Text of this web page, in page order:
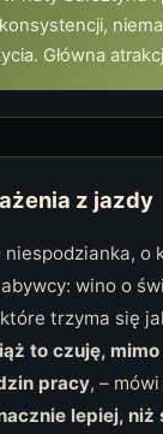
Główna
z jazdy
niespodzianka, o
wino o
trzyma się
to czuję, mimo
pracy, –
lepiej, niż